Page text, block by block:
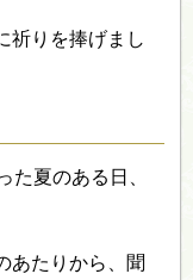
祈りを捧げまし
た夏のある日、
あたりから、聞